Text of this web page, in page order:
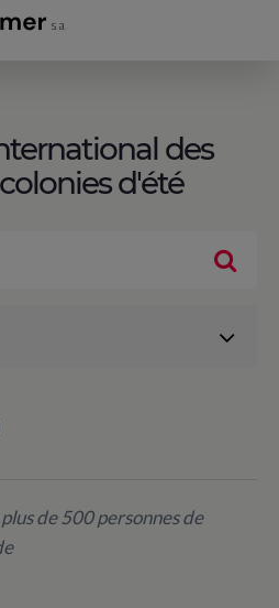
des
d'été
de 500 personnes de